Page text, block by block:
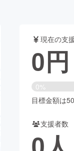
パフォーマンス
・飲食店
・漫画
ティー・ヘルスケア
現在の支
0円
0%
目標金額は
支援者数